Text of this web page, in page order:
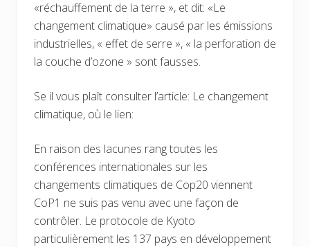
«réchauffement de la terre », et dit: «Le
changement climatique» causé par les émissions
industrielles, « effet de serre », « la perforation de
la couche d’ozone » sont fausses.
Se il vous plaît consulter l’article: Le changement
climatique, où le lien:
En raison des lacunes rang toutes les
conférences internationales sur les
changements climatiques de Cop20 viennent
CoP1 ne suis pas venu avec une façon de
contrôler. Le protocole de Kyoto
particulièrement les 137 pays en développement